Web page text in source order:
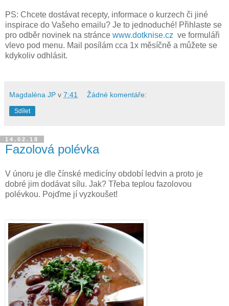
PS: Chcete dostávat recepty, informace o kurzech či jiné
inspirace do Vašeho emailu? Je to jednoduché! Přihlaste se
pro odběr novinek na stránce www.dotknise.cz ve formuláři
vlevo pod menu. Mail posílám cca 1x měsíčně a můžete se
kdykoliv odhlásit.
Magdaléna JP v 7:41 Žádné komentáře:
Sdílet
14.02.18
Fazolová polévka
V únoru je dle čínské medicíny období ledvin a proto je
dobré jim dodávat sílu. Jak? Třeba teplou fazolovou
polévkou. Pojďme jí vyzkoušet!